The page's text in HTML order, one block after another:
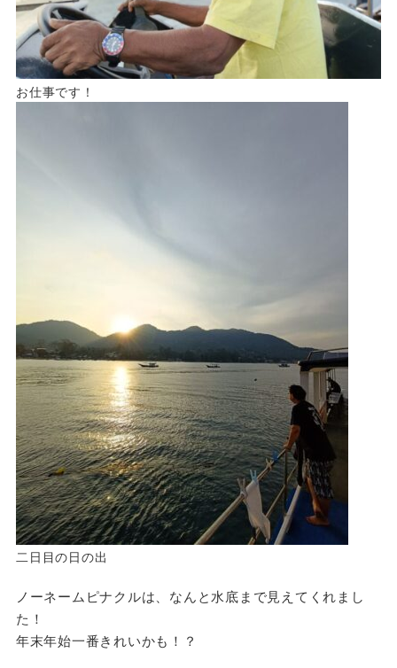
お仕事です！
二日目の日の出
ノーネームピナクルは、なんと水底まで見えてくれまし
た！
年末年始一番きれいかも！？